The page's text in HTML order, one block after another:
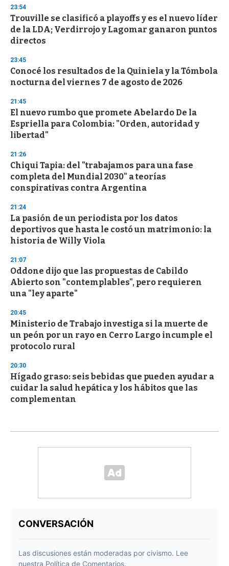
d
s
o
f
3
s
e
c
o
d
s
23:54
Trouville se clasificó a playoffs y es el nuevo líder
de la LDA; Verdirrojo y Lagomar ganaron puntos
directos
23:45
Conocé los resultados de la Quiniela y la Tómbola
nocturna del viernes 7 de agosto de 2026
21:45
El nuevo rumbo que promete Abelardo De la
Espriella para Colombia: "Orden, autoridad y
libertad"
21:26
Chiqui Tapia: del "trabajamos para una fase
completa del Mundial 2030" a teorías
conspirativas contra Argentina
21:24
La pasión de un periodista por los datos
deportivos que hasta le costó un matrimonio: la
historia de Willy Viola
21:07
Oddone dijo que las propuestas de Cabildo
Abierto son "contemplables", pero requieren
una "ley aparte"
20:45
Ministerio de Trabajo investiga si la muerte de
un peón por un rayo en Cerro Largo incumple el
protocolo rural
20:30
Hígado graso: seis bebidas que pueden ayudar a
cuidar la salud hepática y los hábitos que las
complementan